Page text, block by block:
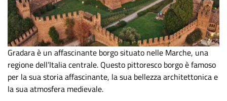
Gradara è un affascinante borgo situato nelle Marche, una
regione dell’Italia centrale. Questo pittoresco borgo è famoso
per la sua storia affascinante, la sua bellezza architettonica e
la sua atmosfera medievale.